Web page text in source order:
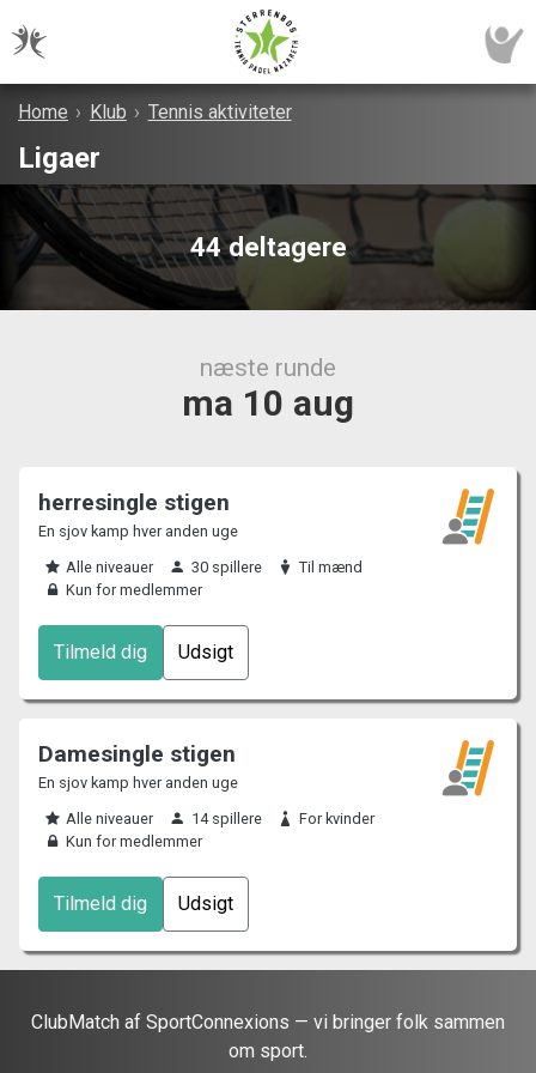
Home › Klub › Tennis aktiviteter
Ligaer
44 deltagere
næste runde
ma 10 aug
herresingle stigen
En sjov kamp hver anden uge
Alle niveauer
30 spillere
Til mænd
Kun for medlemmer
Tilmeld dig Udsigt
Damesingle stigen
En sjov kamp hver anden uge
Alle niveauer
14 spillere
For kvinder
Kun for medlemmer
Tilmeld dig Udsigt
ClubMatch af SportConnexions — vi bringer folk sammen
om sport.